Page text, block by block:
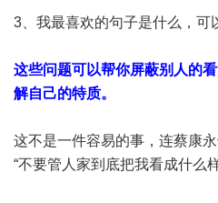
3、我最喜欢的句子是什么，可
这些问题可以帮你屏蔽别人的
解自己的特质。
这不是一件容易的事，连蔡康永
“不要管人家到底把我看成什么